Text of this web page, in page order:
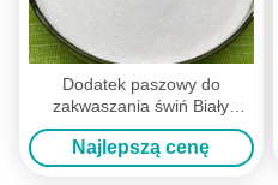
Dodatek paszowy do
zakwaszania świń Biały
proszek Dostosuj PH
przewodu pokarmowego
Najlepszą cenę